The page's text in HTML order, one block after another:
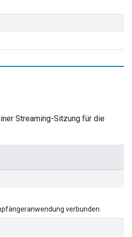
Streaming-Sitzung für die
verbunden.